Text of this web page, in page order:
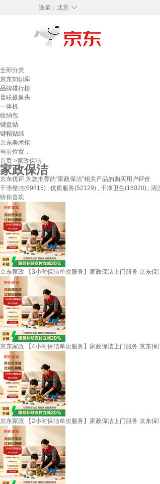
◇
送至： 北京
全部分类
京东知识库
品牌排行榜
普联摄像头
一体机
收纳包
键盘贴
键帽贴纸
京东美术馆
当前位置：
首页 >家政保洁
家政保洁
京东优评,为您推荐的“家政保洁”相关产品的购买用户评价
干净整洁(69815) , 优质服务(52129) , 干净卫生(16020) ,
猜你喜欢
京东家政 【3小时保洁单次服务】家政保洁上门服务 京东
京东家政 【4小时保洁单次服务】家政保洁上门服务 京东
京东家政 【2小时保洁单次服务】家政保洁上门服务 京东